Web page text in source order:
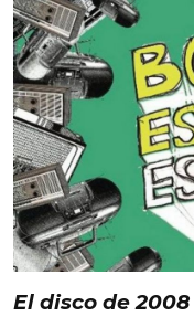
El disco de2008